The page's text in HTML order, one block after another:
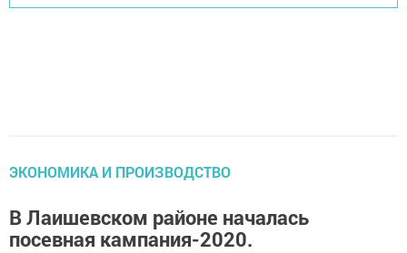
ЭКОНОМИКА И ПРОИЗВОДСТВО
В Лаишевском районе началась
посевная кампания-2020.